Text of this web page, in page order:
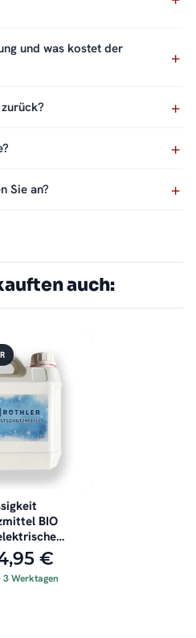
und was kostet der
Sie an?
auch:
BIO
2 Liter
€
3 Werktagen